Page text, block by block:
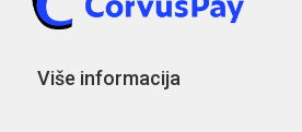
Više informacija